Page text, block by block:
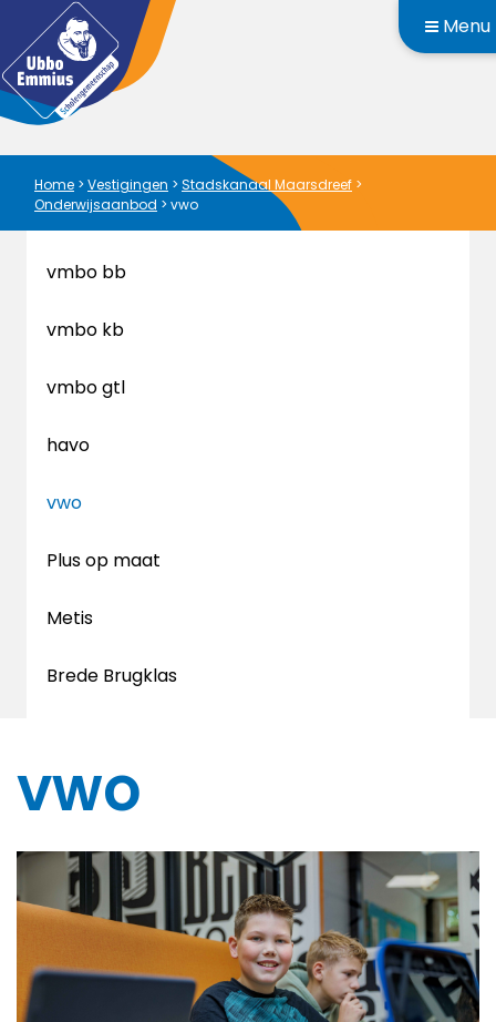
Menu
Home > Vestigingen > Stadskanaal Maarsdreef >
Onderwijsaanbod > vwo
vmbo bb
vmbo kb
vmbo gtl
havo
vwo
Plus op maat
Metis
Brede Brugklas
vwo